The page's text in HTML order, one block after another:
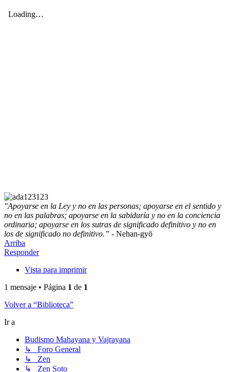
"Apoyarse en la Ley y no en las personas; apoyarse en el sentido y
no en las palabras; apoyarse en la sabiduría y no en la conciencia
ordinaria; apoyarse en los sutras de significado definitivo y no en
los de significado no definitivo.” - Nehan-gyō
Arriba
Responder
Vista para imprimir
1 mensaje • Página 1 de 1
Volver a “Biblioteca”
Ir a
Budismo Mahayana y Vajrayana
↳ Foro General
↳ Zen
↳ Zen Soto